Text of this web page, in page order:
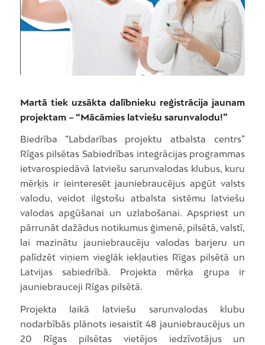
Martā tiek uzsākta dalībnieku reģistrācija jaunam
projektam – “Mācāmies latviešu sarunvalodu!”
Biedrība “Labdarības projektu atbalsta centrs”
Rīgas pilsētas Sabiedrības integrācijas programmas
ietvarospiedāvā latviešu sarunvalodas klubus, kuru
mērķis ir ieinteresēt jauniebraucējus apgūt valsts
valodu, veidot ilgstošu atbalsta sistēmu latviešu
valodas apgūšanai un uzlabošanai. Apspriest un
pārrunāt dažādus notikumus ģimenē, pilsētā, valstī,
lai mazinātu jauniebraucēju valodas barjeru un
palīdzēt viņiem vieglāk iekļauties Rīgas pilsētā un
Latvijas sabiedrībā. Projekta mērķa grupa ir
jauniebrauceji Rīgas pilsētā.
Projekta laikā latviešu sarunvalodas klubu
nodarbībās plānots iesaistīt 48 jauniebraucējus un
20 Rīgas pilsētas vietējos iedzīvotājus un